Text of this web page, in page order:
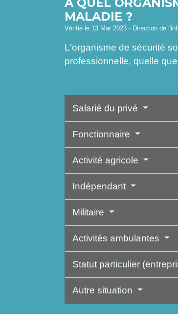
MALADIE ?
Vérifié le 13 Mar 2023 - Direction de
L'organisme de sécurité
professionnelle, quelle
Salarié du privé
Fonctionnaire
Activité agricole
Indépendant
Militaire
Activités ambulantes
Statut particulier
Autre situation